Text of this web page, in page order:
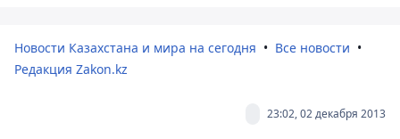
Новости Казахстана и мира на сегодня
Все новости
Редакция Zakon.kz
23:02, 02 декабря 2013